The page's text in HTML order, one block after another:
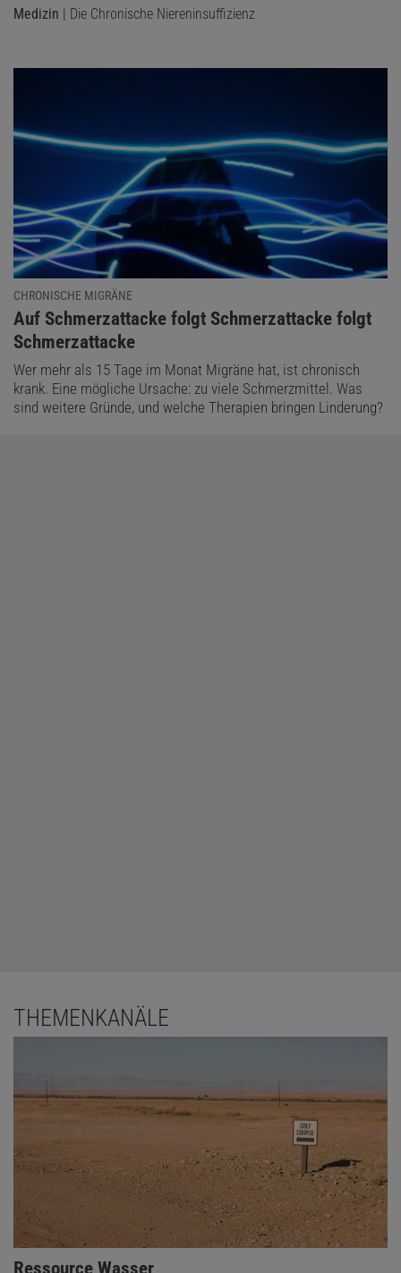
Medizin | Die Chronische Niereninsuffizienz
CHRONISCHE MIGRÄNE
:
Auf Schmerzattacke folgt Schmerzattacke folgt
Schmerzattacke
Wer mehr als 15 Tage im Monat Migräne hat, ist chronisch
krank. Eine mögliche Ursache: zu viele Schmerzmittel. Was
sind weitere Gründe, und welche Therapien bringen Linderung?
THEMENKANÄLE
Ressource Wasser